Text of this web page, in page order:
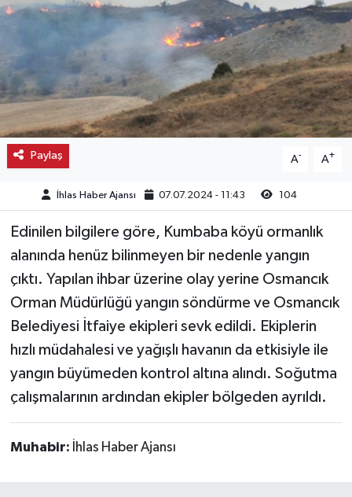
Paylaş A- A+
İhlas Haber Ajansı 07.07.2024 - 11:43 104
Edinilen bilgilere göre, Kumbaba köyü ormanlık
alanında henüz bilinmeyen bir nedenle yangın
çıktı. Yapılan ihbar üzerine olay yerine Osmancık
Orman Müdürlüğü yangın söndürme ve Osmancık
Belediyesi İtfaiye ekipleri sevk edildi. Ekiplerin
hızlı müdahalesi ve yağışlı havanın da etkisiyle ile
yangın büyümeden kontrol altına alındı. Soğutma
çalışmalarının ardından ekipler bölgeden ayrıldı.
Muhabir: İhlas Haber Ajansı
Kargı
Laçin
Mecitözü
Oğuzlar
Osmancık
Sungurlu
Uğurludağ
Sağlık